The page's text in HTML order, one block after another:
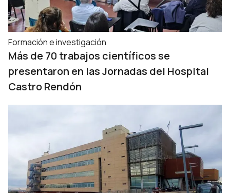
Formación e investigación
Más de 70 trabajos científicos se
presentaron en las Jornadas del Hospital
Castro Rendón